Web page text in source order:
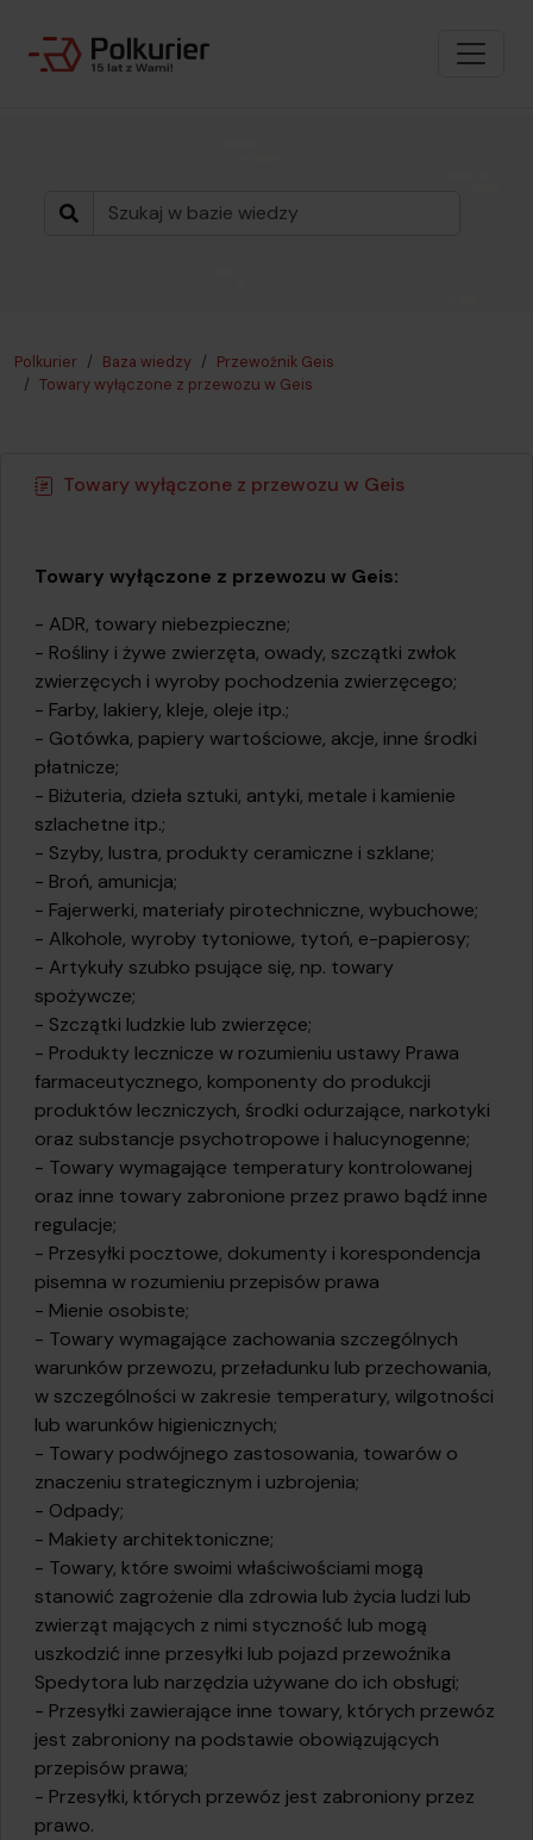
Polkurier Baza wiedzy
Przewoźnik Geis
Towary wyłączone z przewozu w Geis
Towary wyłączone z przewozu w Geis
Towary wyłączone z przewozu w Geis:
- ADR, towary niebezpieczne;
- Rośliny i żywe zwierzęta, owady, szczątki zwłok
zwierzęcych i wyroby pochodzenia zwierzęcego;
- Farby, lakiery, kleje, oleje itp.;
- Gotówka, papiery wartościowe, akcje, inne środki
płatnicze;
- Biżuteria, dzieła sztuki, antyki, metale i kamienie
szlachetne itp.;
- Szyby, lustra, produkty ceramiczne i szklane;
- Broń, amunicja;
- Fajerwerki, materiały pirotechniczne, wybuchowe;
- Alkohole, wyroby tytoniowe, tytoń, e-papierosy;
- Artykuły szubko psujące się, np. towary
spożywcze;
- Szczątki ludzkie lub zwierzęce;
- Produkty lecznicze w rozumieniu ustawy Prawa
farmaceutycznego, komponenty do produkcji
produktów leczniczych, środki odurzające, narkotyki
oraz substancje psychotropowe i halucynogenne;
- Towary wymagające temperatury kontrolowanej
oraz inne towary zabronione przez prawo bądź inne
regulacje;
- Przesyłki pocztowe, dokumenty i korespondencja
pisemna w rozumieniu przepisów prawa
- Mienie osobiste;
- Towary wymagające zachowania szczególnych
warunków przewozu, przeładunku lub przechowania,
w szczególności w zakresie temperatury, wilgotności
lub warunków higienicznych;
- Towary podwójnego zastosowania, towarów o
znaczeniu strategicznym i uzbrojenia;
- Odpady;
- Makiety architektoniczne;
- Towary, które swoimi właściwościami mogą
stanowić zagrożenie dla zdrowia lub życia ludzi lub
zwierząt mających z nimi styczność lub mogą
uszkodzić inne przesyłki lub pojazd przewoźnika
Spedytora lub narzędzia używane do ich obsługi;
- Przesyłki zawierające inne towary, których przewóz
jest zabroniony na podstawie obowiązujących
przepisów prawa;
- Przesyłki, których przewóz jest zabroniony przez
prawo.